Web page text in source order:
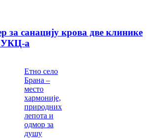
за санацију крова две клинике
УКЦ-а
Етно село
Брана –
место
хармоније,
природних
лепота и
одмор за
душу